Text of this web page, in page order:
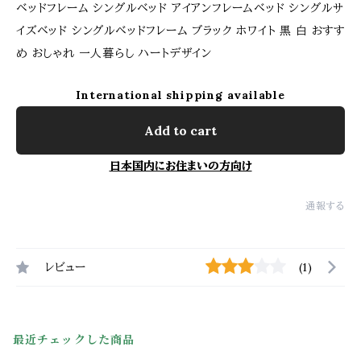
ベッドフレーム シングルベッド アイアンフレームベッド シングルサ
イズベッド シングルベッドフレーム ブラック ホワイト 黒 白 おすす
め おしゃれ 一人暮らし ハートデザイン
International shipping available
Add to cart
日本国内にお住まいの方向け
通報する
レビュー (1)
最近チェックした商品